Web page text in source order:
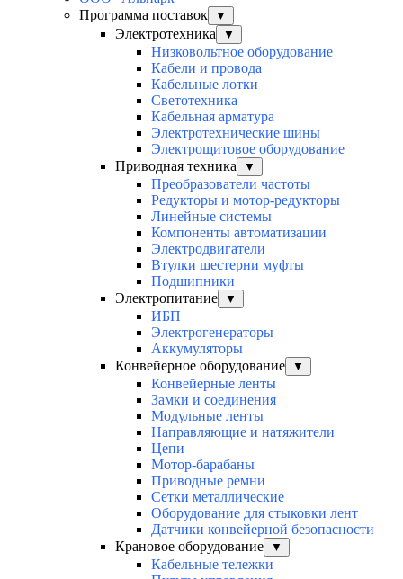
Программа поставок
▼
Электротехника ▼
Низковольтное оборудование
Кабели и провода
Кабельные лотки
Светотехника
Кабельная арматура
Электротехнические шины
Электрощитовое оборудование
Приводная техника
▼
Преобразователи частоты
Редукторы и мотор-редукторы
Линейные системы
Компоненты автоматизации
Электродвигатели
Втулки шестерни муфты
Подшипники
Электропитание
▼
ИБП
Электрогенераторы
Аккумуляторы
Конвейерное оборудование
▼
Конвейерные ленты
Замки и соединения
Модульные ленты
Направляющие и натяжители
Цепи
Мотор-барабаны
Приводные ремни
Сетки металлические
Оборудование для стыковки лент
Датчики конвейерной безопасности
Крановое оборудование
▼
Кабельные тележки